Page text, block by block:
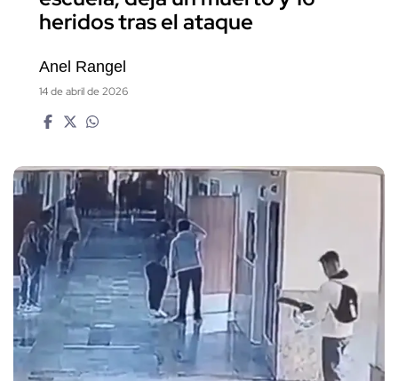
heridos tras el ataque
Anel Rangel
14 de abril de 2026